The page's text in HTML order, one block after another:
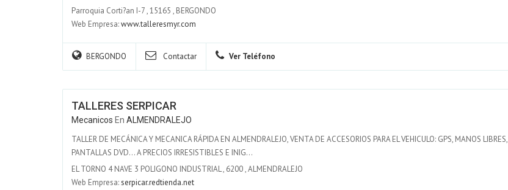
Parroquia Corti?an I-7,15165 , BERGONDO
Web Empresa:www.talleresmyr.com
BERGONDO Contactar Ver Teléfono
TALLERES SERPICAR
Mecanicos En ALMENDRALEJO
TALLER DE MECÁNICA Y MECANICA RÁPIDA EN ALMENDRALEJO, VENTA DE ACCESORIOS PARA EL VEHICULO: GPS, MANOS LIBRES,
PANTALLAS DVD... A PRECIOS IRRESISTIBLES E INIG...
EL TORNO 4 NAVE 3 POLIGONO INDUSTRIAL, 6200,ALMENDRALEJO
Web Empresa:serpicar.redtienda.net